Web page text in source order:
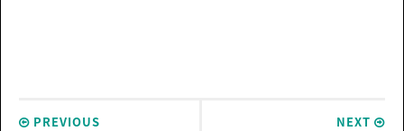
NEXT
PREVIOUS